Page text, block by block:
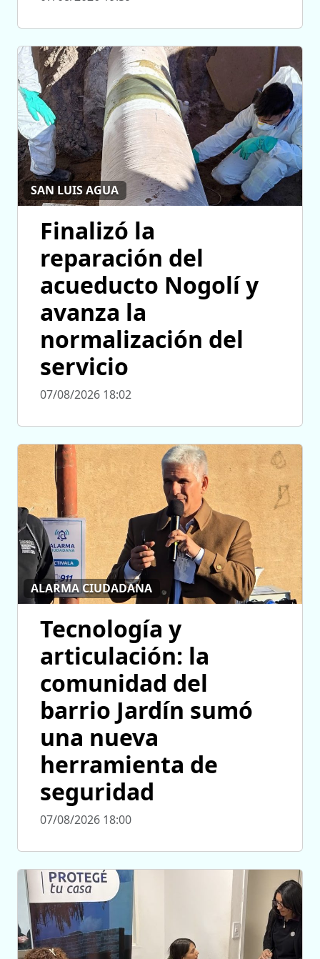
SAN LUIS AGUA
Finalizó la
reparación del
acueducto Nogolí y
avanza la
normalización del
servicio
07/08/2026 18:02
ALARMA CIUDADANA
Tecnología y
articulación: la
comunidad del
barrio Jardín sumó
una nueva
herramienta de
seguridad
07/08/2026 18:00